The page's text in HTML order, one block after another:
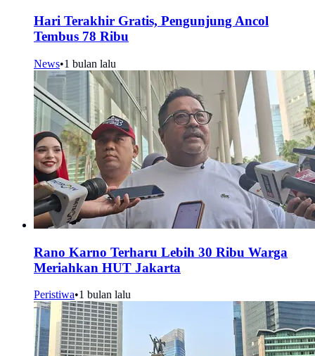
Hari Terakhir Gratis, Pengunjung Ancol
Tembus 78 Ribu
News•1 bulan lalu
Rano Karno Terharu Lebih 30 Ribu Warga
Meriahkan HUT Jakarta
Peristiwa•1 bulan lalu